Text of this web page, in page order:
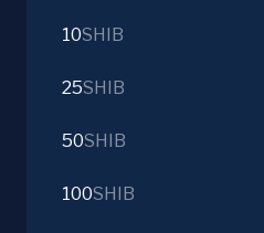
10SHIB
25SHIB
50SHIB
100SHIB